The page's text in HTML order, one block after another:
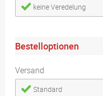
keine Veredelung
Bestelloptionen
Versand
Standard